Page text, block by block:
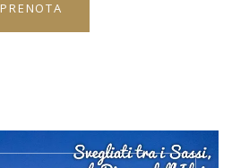
PRENOTA